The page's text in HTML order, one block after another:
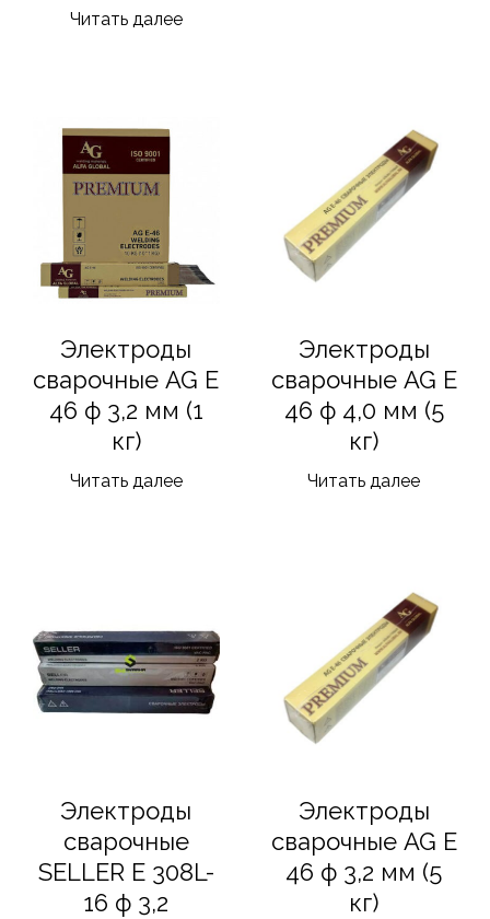
Читать далее
Электроды
сварочные AG E
46 ф 3,2 мм (1
кг)
Читать далее
Электроды
сварочные AG E
46 ф 4,0 мм (5
кг)
Читать далее
Электроды
сварочные
SELLER E 308L-
16 ф 3,2
Электроды
сварочные AG E
46 ф 3,2 мм (5
кг)